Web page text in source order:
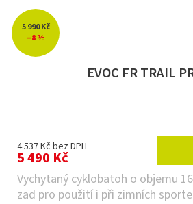
5 990 Kč
–8 %
EVOC FR TRAIL
4 537 Kč bez DPH
5 490 Kč
Vychytaný cyklobatoh o objemu
zad pro použití i při zimních